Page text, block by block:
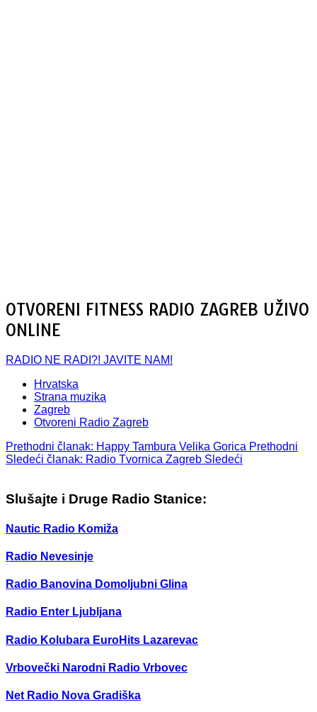
OTVORENI FITNESS RADIO ZAGREB UŽIVO
ONLINE
RADIO NE RADI?! JAVITE NAM!
Hrvatska
Strana muzika
Zagreb
Otvoreni Radio Zagreb
Prethodni članak: Happy Tambura Velika Gorica Prethodni
Sledeći članak: Radio Tvornica Zagreb Sledeći
Slušajte i Druge Radio Stanice:
Nautic Radio Komiža
Radio Nevesinje
Radio Banovina Domoljubni Glina
Radio Enter Ljubljana
Radio Kolubara EuroHits Lazarevac
Vrbovečki Narodni Radio Vrbovec
Net Radio Nova Gradiška